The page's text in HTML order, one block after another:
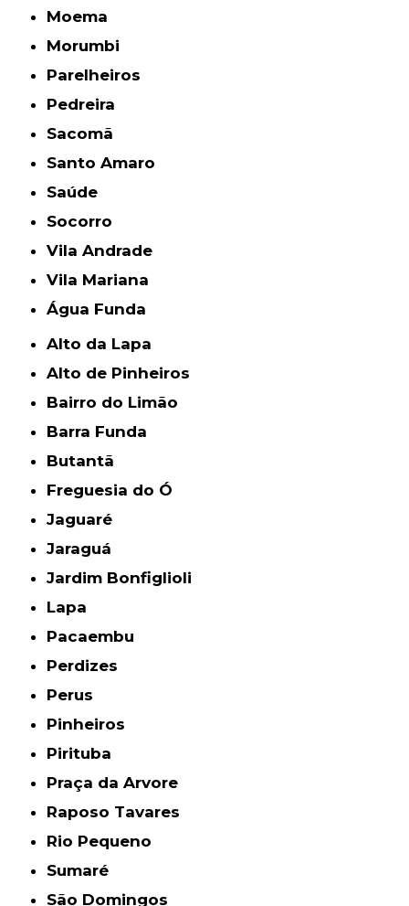
Moema
Morumbi
Parelheiros
Pedreira
Sacomã
Santo Amaro
Saúde
Socorro
Vila Andrade
Vila Mariana
Água Funda
Alto da Lapa
Alto de Pinheiros
Bairro do Limão
Barra Funda
Butantã
Freguesia do Ó
Jaguaré
Jaraguá
Jardim Bonfiglioli
Lapa
Pacaembu
Perdizes
Perus
Pinheiros
Pirituba
Praça da Arvore
Raposo Tavares
Rio Pequeno
Sumaré
São Domingos